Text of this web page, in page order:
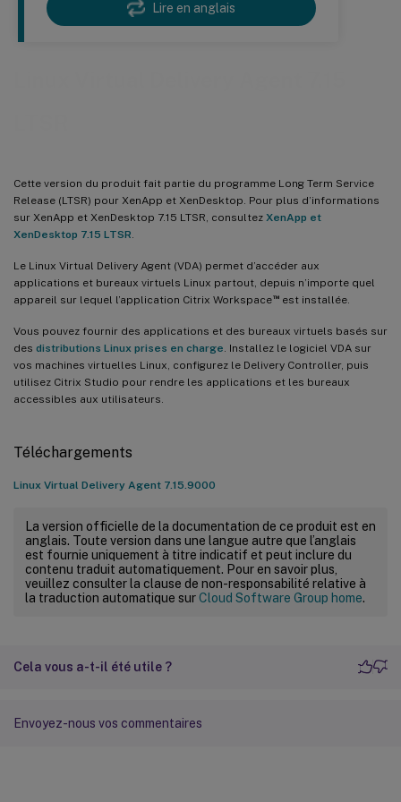
Lire en anglais
Cette version du produit fait partie du programme Long Term Service
Release (LTSR) pour XenApp et XenDesktop. Pour plus d’informations
sur XenApp et XenDesktop 7.15 LTSR, consultez XenApp et
XenDesktop 7.15 LTSR
Le Linux Virtual Delivery Agent (VDA) permet d’accéder aux
applications et bureaux virtuels Linux partout, depuis n’importe quel
appareil sur lequel l’application Citrix Workspace™est installée.
Vous pouvez fournir des applications et des bureaux virtuels basés sur
des distributions Linux prises en charge . Installez le logiciel VDA sur
vos machines virtuelles Linux, configurez le Delivery Controller, puis
utilisez Citrix Studio pour rendre les applications et les bureaux
accessibles aux utilisateurs.
Téléchargements
Linux Virtual Delivery Agent 7.15.9000
La version officielle de la documentation de ce produit est en
anglais. Toute version dans une langue autre que l’anglais
est fournie uniquement à titre indicatif et peut inclure du
contenu traduit automatiquement. Pour en savoir plus,
veuillez consulter la clause de non-responsabilité relative à
la traduction automatique surCloud Software Group home.
Cela vous a-t-il été utile ?
Envoyez-nous vos commentaires